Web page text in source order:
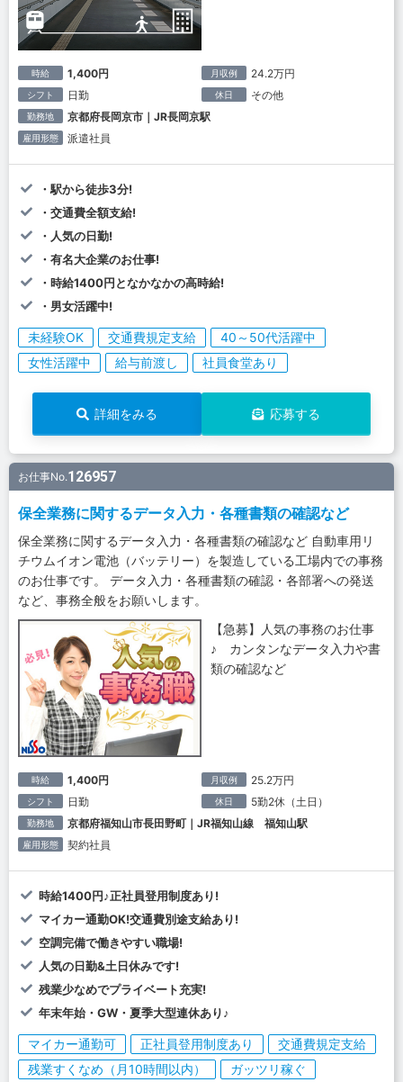
時給 1,400円 月収例 24.2万円
シフト 日勤 休日 その他
勤務地 京都府長岡京市｜JR長岡京駅
雇用形態 派遣社員
・駅から徒歩3分!
・交通費全額支給!
・人気の日勤!
・有名大企業のお仕事!
・時給1400円となかなかの高時給!
・男女活躍中!
未経験OK 交通費規定支給
40～50代活躍中
女性活躍中
給与前渡し 社員食堂あり
詳細をみる 応募する
お仕事No.126957
保全業務に関するデータ入力・各種書類の確認など
保全業務に関するデータ入力・各種書類の確認など 自動車用リ
チウムイオン電池（バッテリー）を製造している工場内での事務
のお仕事です。 データ入力・各種書類の確認・各部署への発送
など、事務全般をお願いします。
【急募】人気の事務のお仕事
♪ カンタンなデータ入力や書
類の確認など
時給 1,400円 月収例 25.2万円
シフト 日勤 休日 5勤2休（土日）
勤務地 京都府福知山市長田野町｜JR福知山線 福知山駅
雇用形態 契約社員
時給1400円♪正社員登用制度あり!
マイカー通勤OK!交通費別途支給あり!
空調完備で働きやすい職場!
人気の日勤&土日休みです!
残業少なめでプライベート充実!
年末年始・GW・夏季大型連休あり♪
マイカー通勤可 正社員登用制度あり
交通費規定支給
残業すくなめ（月10時間以内）
ガッツリ稼ぐ